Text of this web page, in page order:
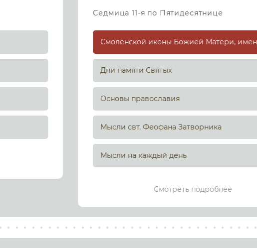
Седмица 11-я по Пятидесятнице
Дни памяти Святых
Основы православия
Мысли свт. Феофана Затворника
Мысли на каждый день
Смотреть подробнее